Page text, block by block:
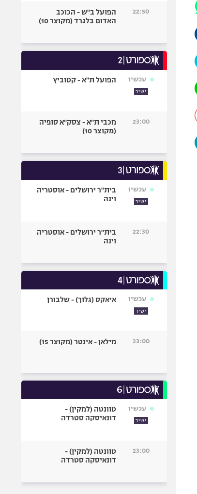
אופניים
כדורמים
פוטבול אמריקאי NFL
בייסבול MLB
גיימינג E-Sports
22:50
הפועל ב"ש - הכוכב
האדום בלגרד (מקוצר 10)
עכשיו
ישיר
הפועל ת"א - קטוביץ
23:00
מכבי ת"א - צסק"א סופיה
(מקוצר 10)
עכשיו
ישיר
בית"ר ירושלים - אוסטריה
וינה
22:30
בית"ר ירושלים - אוסטריה
וינה
עכשיו
ישיר
איאקס (גלוך) - שלבורן
23:00 מילאן - אינטר (מקוצר 15)
עכשיו
ישיר
טוונטה (למקין) -
דונאיסקה סטרדה
23:00
טוונטה (למקין) -
דונאיסקה סטרדה